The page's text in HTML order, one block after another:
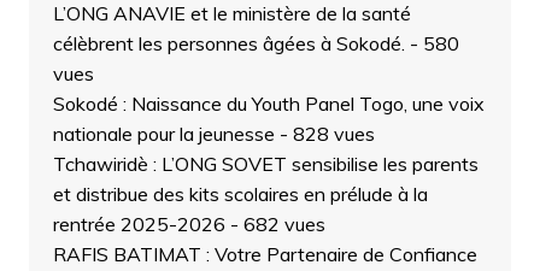
L’ONG ANAVIE et le ministère de la santé
célèbrent les personnes âgées à Sokodé. - 580
vues
Sokodé : Naissance du Youth Panel Togo, une voix
nationale pour la jeunesse - 828 vues
Tchawiridè : L’ONG SOVET sensibilise les parents
et distribue des kits scolaires en prélude à la
rentrée 2025-2026 - 682 vues
RAFIS BATIMAT : Votre Partenaire de Confiance